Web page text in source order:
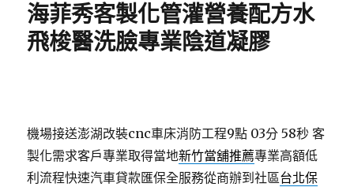
海菲秀客製化管灌營養配方水
飛梭醫洗臉專業陰道凝膠
機場接送澎湖改裝cnc車床消防工程9點 03分 58秒 客
製化需求客戶專業取得當地新竹當舖推薦專業高額低
利流程快速汽車貸款匯保全服務從商辦到社區台北保